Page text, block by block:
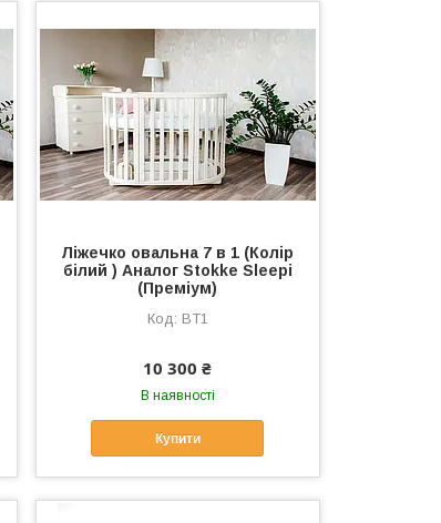
Ліжечко овальна 7 в 1 (Колір
білий ) Аналог Stokke Sleepi
(Преміум)
BT1
10 300 ₴
В наявності
Купити